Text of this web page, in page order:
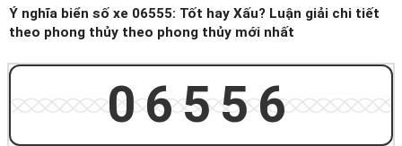
Ý nghĩa biển số xe 06555: Tốt hay Xấu? Luận giải chi tiết
theo phong thủy theo phong thủy mới nhất
06556